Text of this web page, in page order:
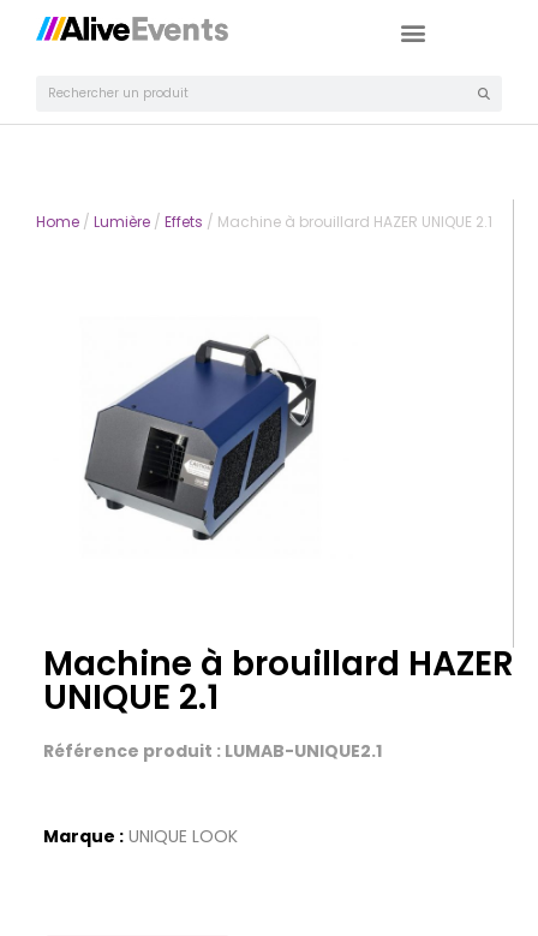
Home / Lumière / Effets / Machine à brouillard HAZER UNIQUE 2.1
Machine à brouillard HAZER
UNIQUE 2.1
Référence produit : LUMAB-UNIQUE2.1
Marque : UNIQUE LOOK